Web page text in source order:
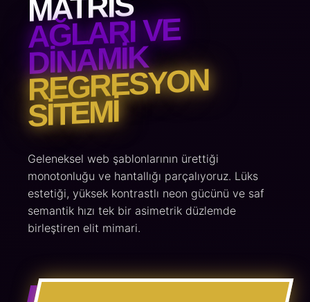
AĞLARI VE
DINAMIK
REGRESYON
SITEMI
Geleneksel web şablonlarının ürettiği
monotonluğu ve hantallığı parçalıyoruz. Lüks
estetiği, yüksek kontrastlı neon gücünü ve saf
semantik hızı tek bir asimetrik düzlemde
birleştiren elit mimari.